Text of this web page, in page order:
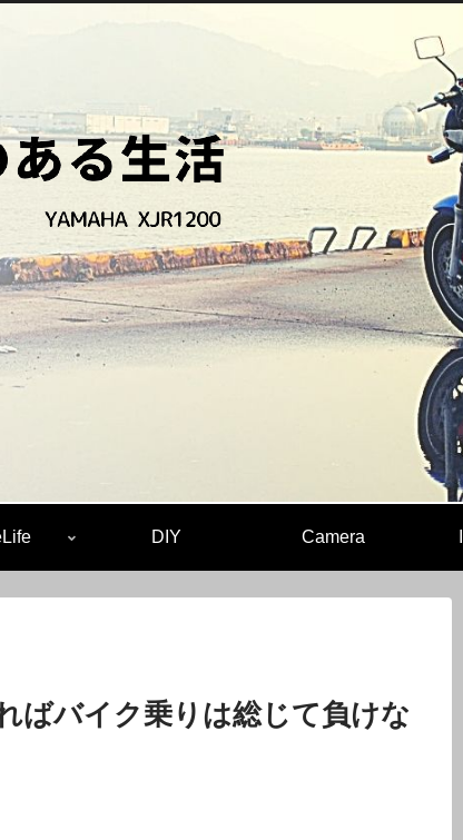
DIY Camera
ばバイク乗りは総じて負けな